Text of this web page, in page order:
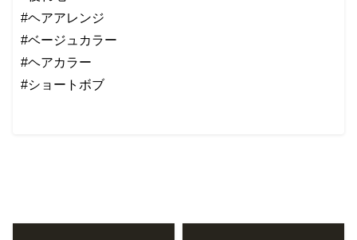
#ヘアアレンジ
#ベージュカラー
#ヘアカラー
#ショートボブ